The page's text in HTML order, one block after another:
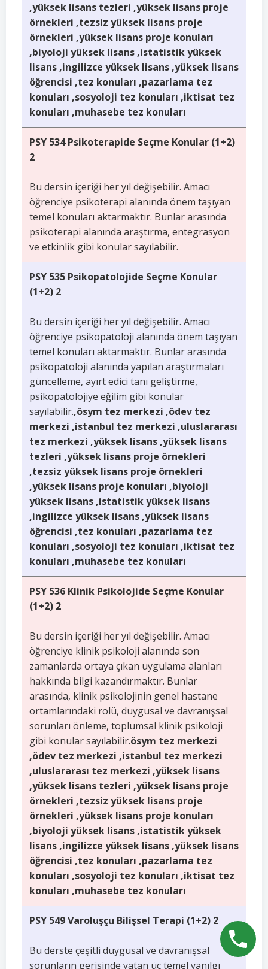
,yüksek lisans tezleri ,yüksek lisans proje
örnekleri ,tezsiz yüksek lisans proje
örnekleri ,yüksek lisans proje konuları
,biyoloji yüksek lisans ,istatistik yüksek
lisans ,ingilizce yüksek lisans ,yüksek lisans
öğrencisi ,tez konuları ,pazarlama tez
konuları ,sosyoloji tez konuları ,iktisat tez
konuları ,muhasebe tez konuları
PSY 534 Psikoterapide Seçme Konular (1+2)
2
Bu dersin içeriği her yıl değişebilir. Amacı
öğrenciye psikoterapi alanında önem taşıyan
temel konuları aktarmaktır. Bunlar arasında
psikoterapi alanında araştırma, entegrasyon
ve etkinlik gibi konular sayılabilir.
PSY 535 Psikopatolojide Seçme Konular
(1+2) 2
Bu dersin içeriği her yıl değişebilir. Amacı
öğrenciye psikopatoloji alanında önem taşıyan
temel konuları aktarmaktır. Bunlar arasında
psikopatoloji alanında yapılan araştırmaları
güncelleme, ayırt edici tanı geliştirme,
psikopatolojiye eğilim gibi konular
sayılabilir.,ösym tez merkezi ,ödev tez
merkezi ,istanbul tez merkezi ,uluslararası
tez merkezi ,yüksek lisans ,yüksek lisans
tezleri ,yüksek lisans proje örnekleri
,tezsiz yüksek lisans proje örnekleri
,yüksek lisans proje konuları ,biyoloji
yüksek lisans ,istatistik yüksek lisans
,ingilizce yüksek lisans ,yüksek lisans
öğrencisi ,tez konuları ,pazarlama tez
konuları ,sosyoloji tez konuları ,iktisat tez
konuları ,muhasebe tez konuları
PSY 536 Klinik Psikolojide Seçme Konular
(1+2) 2
Bu dersin içeriği her yıl değişebilir. Amacı
öğrenciye klinik psikoloji alanında son
zamanlarda ortaya çıkan uygulama alanları
hakkında bilgi kazandırmaktır. Bunlar
arasında, klinik psikolojinin genel hastane
ortamlarındaki rolü, duygusal ve davranışsal
sorunları önleme, toplumsal klinik psikoloji
gibi konular sayılabilir.ösym tez merkezi
,ödev tez merkezi ,istanbul tez merkezi
,uluslararası tez merkezi ,yüksek lisans
,yüksek lisans tezleri ,yüksek lisans proje
örnekleri ,tezsiz yüksek lisans proje
örnekleri ,yüksek lisans proje konuları
,biyoloji yüksek lisans ,istatistik yüksek
lisans ,ingilizce yüksek lisans ,yüksek lisans
öğrencisi ,tez konuları ,pazarlama tez
konuları ,sosyoloji tez konuları ,iktisat tez
konuları ,muhasebe tez konuları
PSY 549 Varoluşçu Bilişsel Terapi (1+2) 2
Bu derste çeşitli duygusal ve davranışsal
sorunların gerisinde yatan üç temel yanılgı